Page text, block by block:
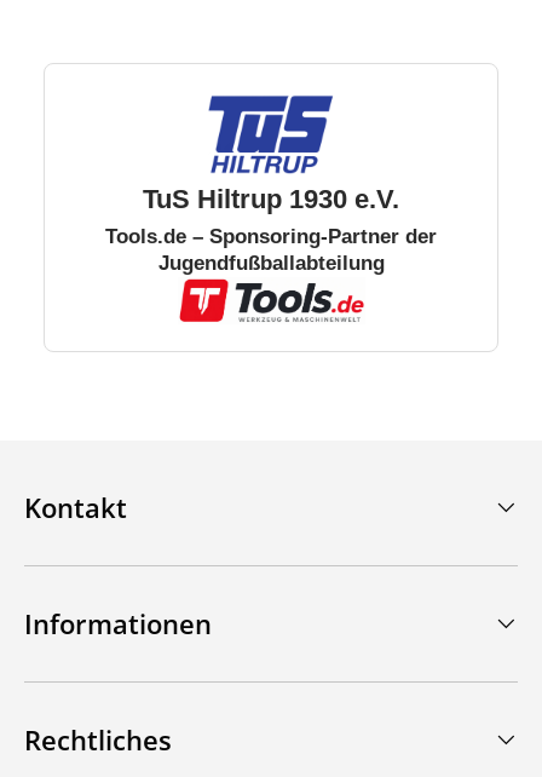
TuS Hiltrup 1930 e.V.
Tools.de – Sponsoring-Partner der
Jugendfußballabteilung
Kontakt
Informationen
Rechtliches